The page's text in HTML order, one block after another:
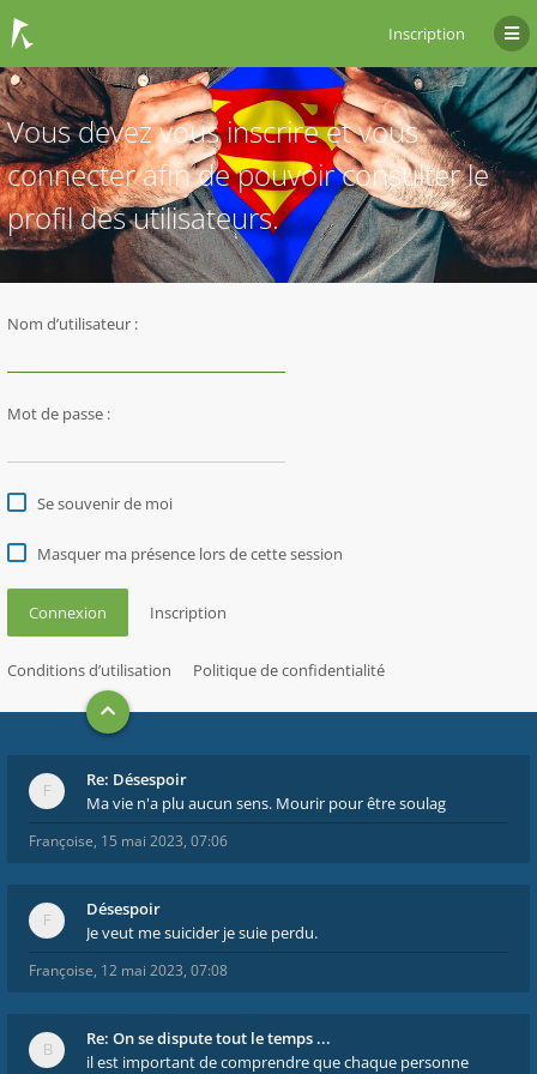
Inscription
Vous devez vous inscrire et vous
connecter afin de pouvoir consulter le
profil des utilisateurs.
Nom d’utilisateur :
Mot de passe :
Se souvenir de moi
Masquer ma présence lors de cette session
Connexion Inscription
Conditions d’utilisation Politique de confidentialité
Re: Désespoir
Ma vie n'a plu aucun sens. Mourir pour être soulag
Françoise, 15 mai 2023, 07:06
Désespoir
Je veut me suicider je suie perdu.
Françoise, 12 mai 2023, 07:08
Re: On se dispute tout le temps ...
il est important de comprendre que chaque personne